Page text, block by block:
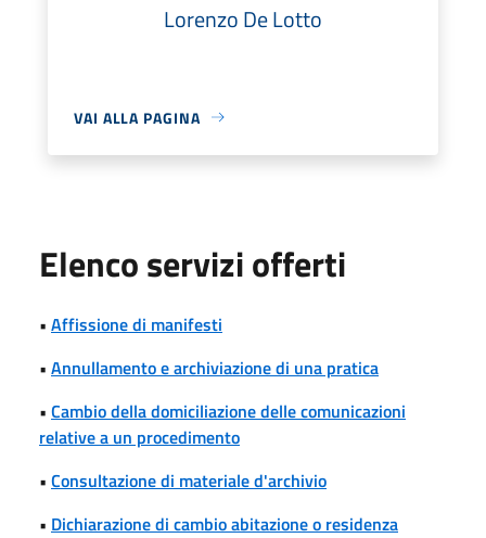
Lorenzo De Lotto
VAI ALLA PAGINA
Elenco servizi offerti
• Affissione di manifesti
• Annullamento e archiviazione di una pratica
• Cambio della domiciliazione delle comunicazioni
relative a un procedimento
• Consultazione di materiale d'archivio
• Dichiarazione di cambio abitazione o residenza